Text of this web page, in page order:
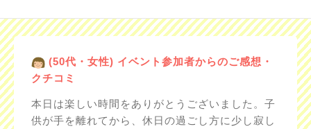
(50代・女性) イベント参加者からのご感想・
クチコミ
本日は楽しい時間をありがとうございました。子
供が手を離れてから、休日の過ごし方に少し寂し